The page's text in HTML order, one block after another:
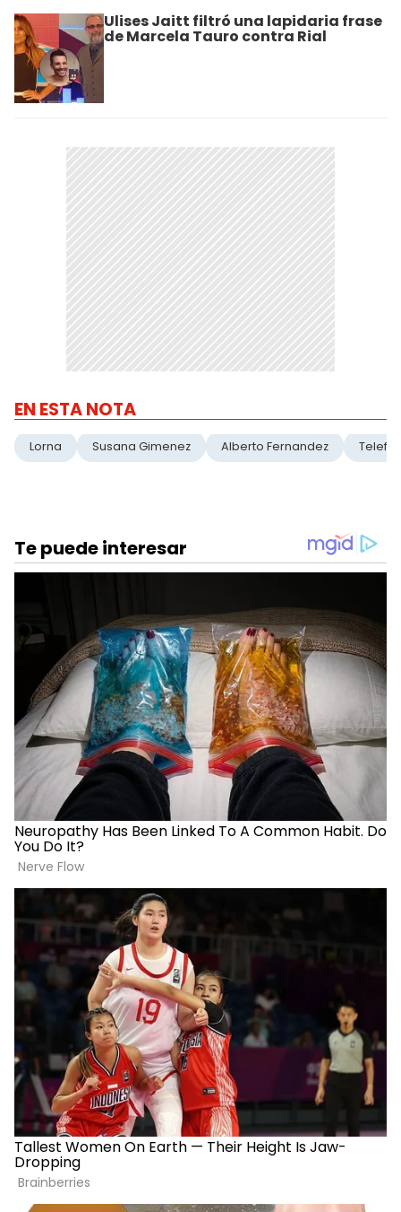
Ulises Jaitt filtró una lapidaria frase
de Marcela Tauro contra Rial
EN ESTA NOTA
Lorna Susana Gimenez Alberto Fernandez Telefe